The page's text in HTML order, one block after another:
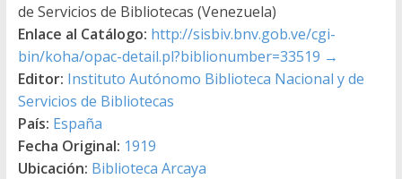
de Servicios de Bibliotecas (Venezuela)
Enlace al Catálogo: http://sisbiv.bnv.gob.ve/cgi-
bin/koha/opac-detail.pl?biblionumber=33519 →
Editor: Instituto Autónomo Biblioteca Nacional y de
Servicios de Bibliotecas
País: España
Fecha Original: 1919
Ubicación: Biblioteca Arcaya